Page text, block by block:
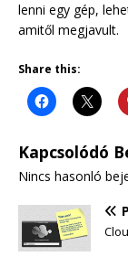
lenni egy gép,
amitől megjavult.
Share this:
Kapcsolódó
Nincs hasonló